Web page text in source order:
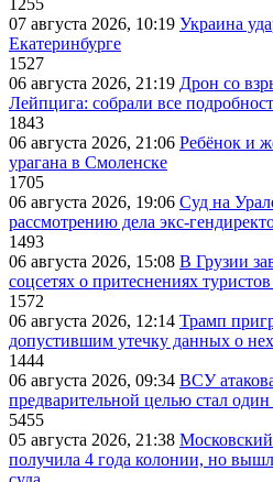
1255
07 августа 2026, 10:19 Украина
Екатеринбурге
1527
06 августа 2026, 21:19 Дрон со
Лейпцига: собрали все
1843
06 августа 2026, 21:06 Ребёнок и
урагана в Смоленске
1705
06 августа 2026, 19:06 Суд на
рассмотрению дела экс-
1493
06 августа 2026, 15:08 В Грузии
соцсетях о притеснениях
1572
06 августа 2026, 12:14 Трамп
допустившим утечку данных о
1444
06 августа 2026, 09:34 ВСУ
предварительной целью стал
5455
05 августа 2026, 21:38 Московский
получила 4 года колонии, но